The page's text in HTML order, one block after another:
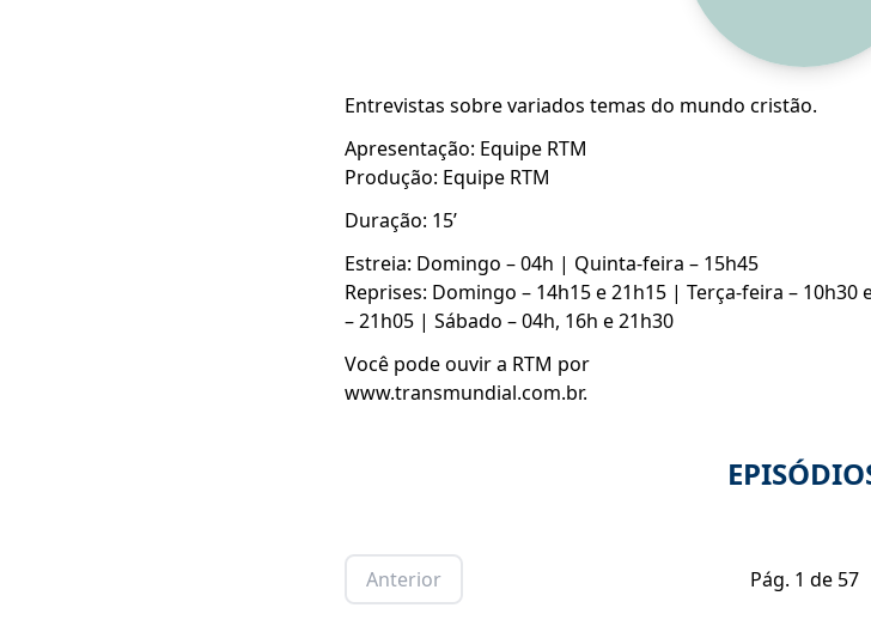
Entrevistas sobre variados temas do mundo cristão.
Apresentação: Equipe RTM
Produção: Equipe RTM
Duração: 15’
Estreia: Domingo – 04h | Quinta-feira – 15h45
Reprises: Domingo – 14h15 e 21h15 | Terça-feira –
– 21h05 | Sábado – 04h, 16h e 21h30
Você pode ouvir a RTM por
www.transmundial.com.br.
Anterior Pág. 1 de 57